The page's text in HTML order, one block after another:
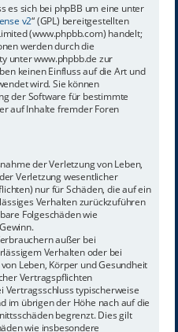
es sich bei phpBB um eine unter
v2“ (GPL) bereitgestellten
(www.phpbb.com) handelt;
werden durch die
unter www.phpbb.de zur
keinen Einfluss auf die Art und
wird. Sie können
der Software für bestimmte
auf Inhalte fremder Foren
der Verletzung von Leben,
Verletzung wesentlicher
nur für Schäden, die auf ein
Verhalten zurückzuführen
Folgeschäden wie
außer bei
Verhalten oder bei
Leben, Körper und Gesundheit
Vertragspflichten
Vertragsschluss typischerweise
im übrigen der Höhe nach auf die
begrenzt. Dies gilt
wie insbesondere